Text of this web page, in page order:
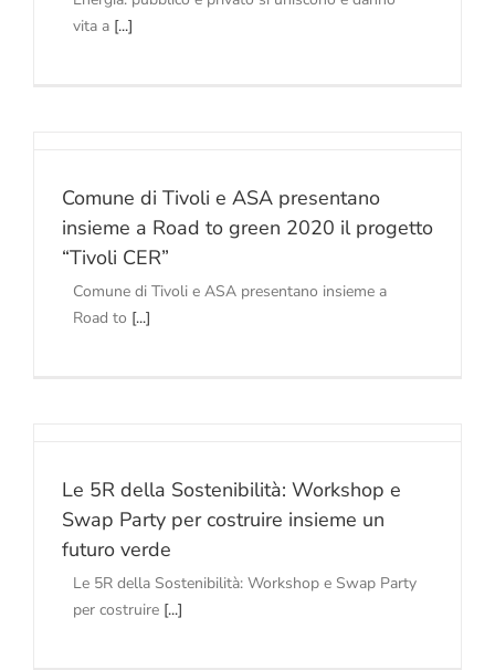
vita a [...]
Comune di Tivoli e ASA presentano
insieme a Road to green 2020 il progetto
“Tivoli CER”
Comune di Tivoli e ASA presentano insieme a
Road to [...]
Le 5R della Sostenibilità: Workshop e
Swap Party per costruire insieme un
futuro verde
Le 5R della Sostenibilità: Workshop e Swap Party
per costruire [...]